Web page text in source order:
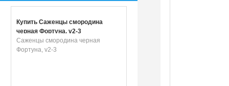
Купить Саженцы смородина
черная Фортуна, v2-3
Саженцы смородина черная
Фортуна, v2-3